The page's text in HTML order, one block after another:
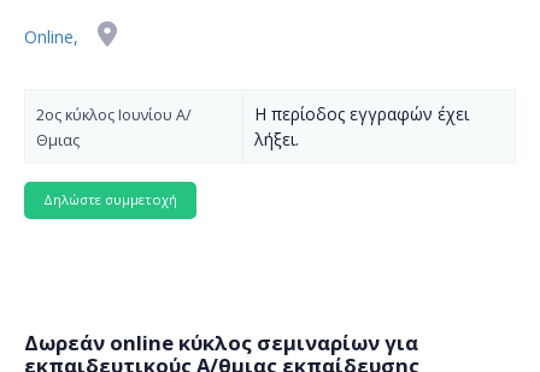
Online,
2ος κύκλος Ιουνίου Α/
Θμιας
Η περίοδος εγγραφών έχει
λήξει.
Δωρεάν online κύκλος σεμιναρίων για
εκπαιδευτικούς Α/θμιας εκπαίδευσης